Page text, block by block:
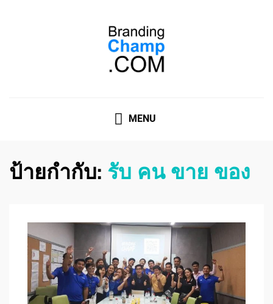
MENU
ป้ายกำกับ: รับ คน ขาย ของ